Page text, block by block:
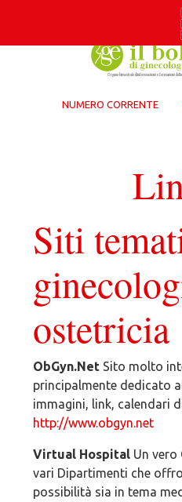
NUMERO CORRENTE
Siti
ostetricia
ObGyn.NetSito molto
principalmente dedicato
immagini, link, calendari
http://www.obgyn.net
Virtual HospitalUn vero
vari Dipartimenti che
possibilità sia in tema